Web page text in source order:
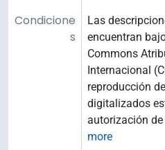
Condicione
s
Las
encuentran
Commons
Internacional
reproducción
digitalizados
autorización
more